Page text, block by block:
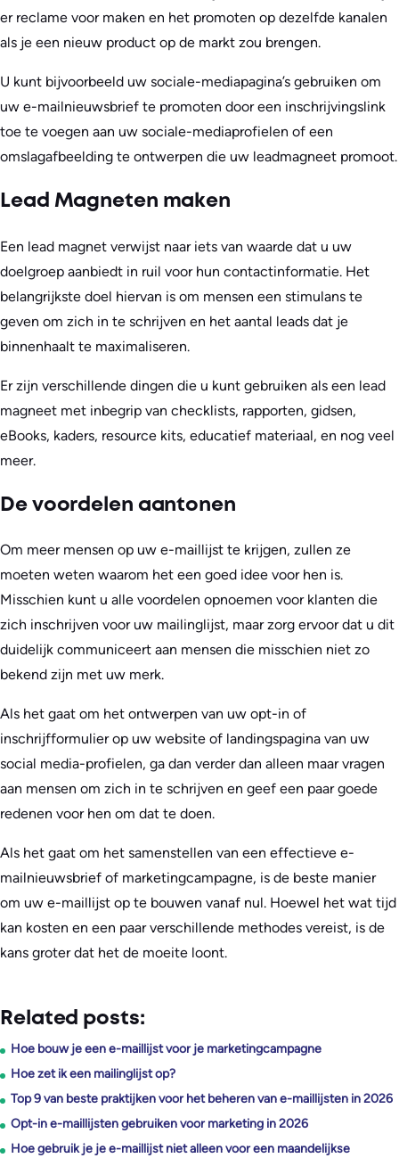
er reclame voor maken en het promoten op dezelfde kanalen
als je een nieuw product op de markt zou brengen.
U kunt bijvoorbeeld uw sociale-mediapagina’s gebruiken om
uw e-mailnieuwsbrief te promoten door een inschrijvingslink
toe te voegen aan uw sociale-mediaprofielen of een
omslagafbeelding te ontwerpen die uw leadmagneet promoot.
Lead Magneten maken
Een lead magnet verwijst naar iets van waarde dat u uw
doelgroep aanbiedt in ruil voor hun contactinformatie. Het
belangrijkste doel hiervan is om mensen een stimulans te
geven om zich in te schrijven en het aantal leads dat je
binnenhaalt te maximaliseren.
Er zijn verschillende dingen die u kunt gebruiken als een lead
magneet met inbegrip van checklists, rapporten, gidsen,
eBooks, kaders, resource kits, educatief materiaal, en nog veel
meer.
De voordelen aantonen
Om meer mensen op uw e-maillijst te krijgen, zullen ze
moeten weten waarom het een goed idee voor hen is.
Misschien kunt u alle voordelen opnoemen voor klanten die
zich inschrijven voor uw mailinglijst, maar zorg ervoor dat u dit
duidelijk communiceert aan mensen die misschien niet zo
bekend zijn met uw merk.
Als het gaat om het ontwerpen van uw opt-in of
inschrijfformulier op uw website of landingspagina van uw
social media-profielen, ga dan verder dan alleen maar vragen
aan mensen om zich in te schrijven en geef een paar goede
redenen voor hen om dat te doen.
Als het gaat om het samenstellen van een effectieve e-
mailnieuwsbrief of marketingcampagne, is de beste manier
om uw e-maillijst op te bouwen vanaf nul. Hoewel het wat tijd
kan kosten en een paar verschillende methodes vereist, is de
kans groter dat het de moeite loont.
Related posts:
Hoe bouw je een e-maillijst voor je marketingcampagne
Hoe zet ik een mailinglijst op?
Top 9 van beste praktijken voor het beheren van e-maillijsten in 2026
Opt-in e-maillijsten gebruiken voor marketing in 2026
Hoe gebruik je je e-maillijst niet alleen voor een maandelijkse